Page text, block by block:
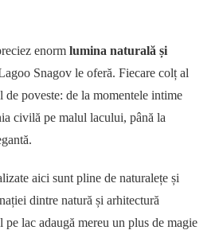
enormlumina naturală și
Snagov le oferă. Fiecare colț al
poveste: de la momentele intime
civilă pe malul lacului, până la
aici sunt pline de naturalețe și
dintre natură și arhitectură
pe lac adaugă mereu un plus de magie